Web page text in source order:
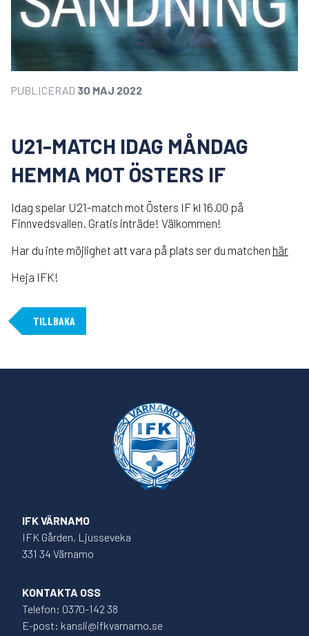
PUBLICERAD 30 MAJ 2022
U21-MATCH IDAG MÅNDAG
HEMMA MOT ÖSTERS IF
Idag spelar U21-match mot Östers IF kl 16.00 på
Finnvedsvallen. Gratis inträde! Välkommen!
Har du inte möjlighet att vara på plats ser du matchen här
Heja IFK!
TILLBAKA
IFK VÄRNAMO
IFK Gården, Ljusseveka
331 34 Värnamo
KONTAKTA OSS
Telefon: 0370-142 38
E-post: kansli@ifkvarnamo.se